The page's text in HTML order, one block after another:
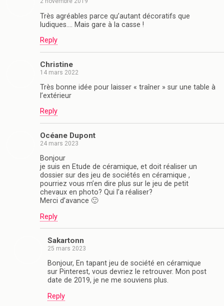
Très agréables parce qu’autant décoratifs que
ludiques…. Mais gare à la casse !
Reply
Christine
14 mars 2022
Très bonne idée pour laisser « traîner » sur une table à
l’extérieur
Reply
Océane Dupont
24 mars 2023
Bonjour
je suis en Etude de céramique, et doit réaliser un
dossier sur des jeu de sociétés en céramique ,
pourriez vous m’en dire plus sur le jeu de petit
chevaux en photo? Qui l’a réaliser?
Merci d’avance 🙂
Reply
Sakartonn
25 mars 2023
Bonjour, En tapant jeu de société en céramique
sur Pinterest, vous devriez le retrouver. Mon post
date de 2019, je ne me souviens plus.
Reply